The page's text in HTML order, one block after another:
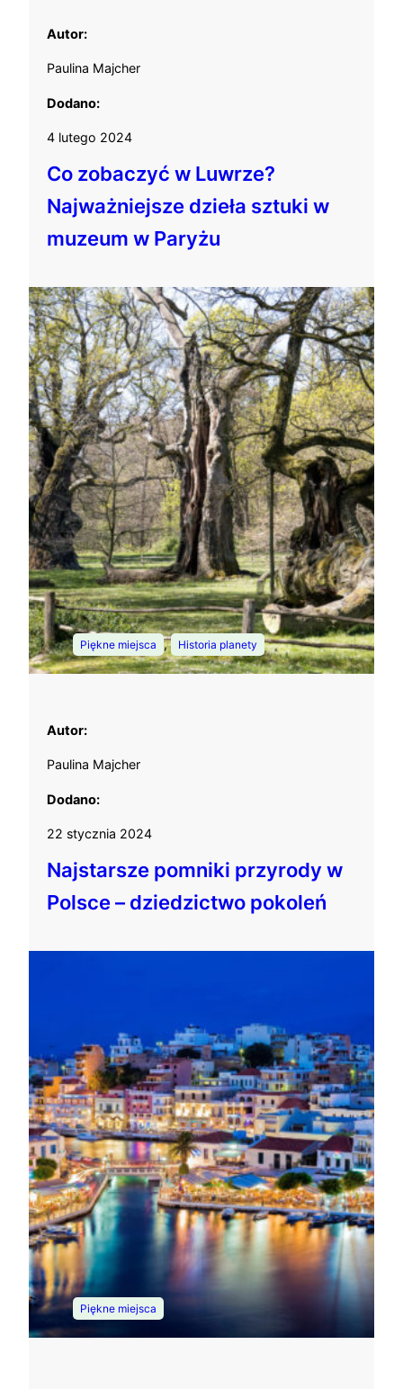
Autor:
Paulina Majcher
Dodano:
4 lutego 2024
Co zobaczyć w Luwrze?
Najważniejsze dzieła sztuki w
muzeum w Paryżu
Piękne miejsca , Historia planety
Autor:
Paulina Majcher
Dodano:
22 stycznia 2024
Najstarsze pomniki przyrody w
Polsce – dziedzictwo pokoleń
Piękne miejsca